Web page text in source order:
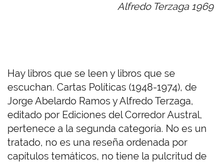
Alfredo Terzaga 1969
Hay libros que se leen y libros que se
escuchan. Cartas Políticas (1948-1974), de
Jorge Abelardo Ramos y Alfredo Terzaga,
editado por Ediciones del Corredor Austral,
pertenece a la segunda categoría. No es un
tratado, no es una reseña ordenada por
capítulos temáticos, no tiene la pulcritud de